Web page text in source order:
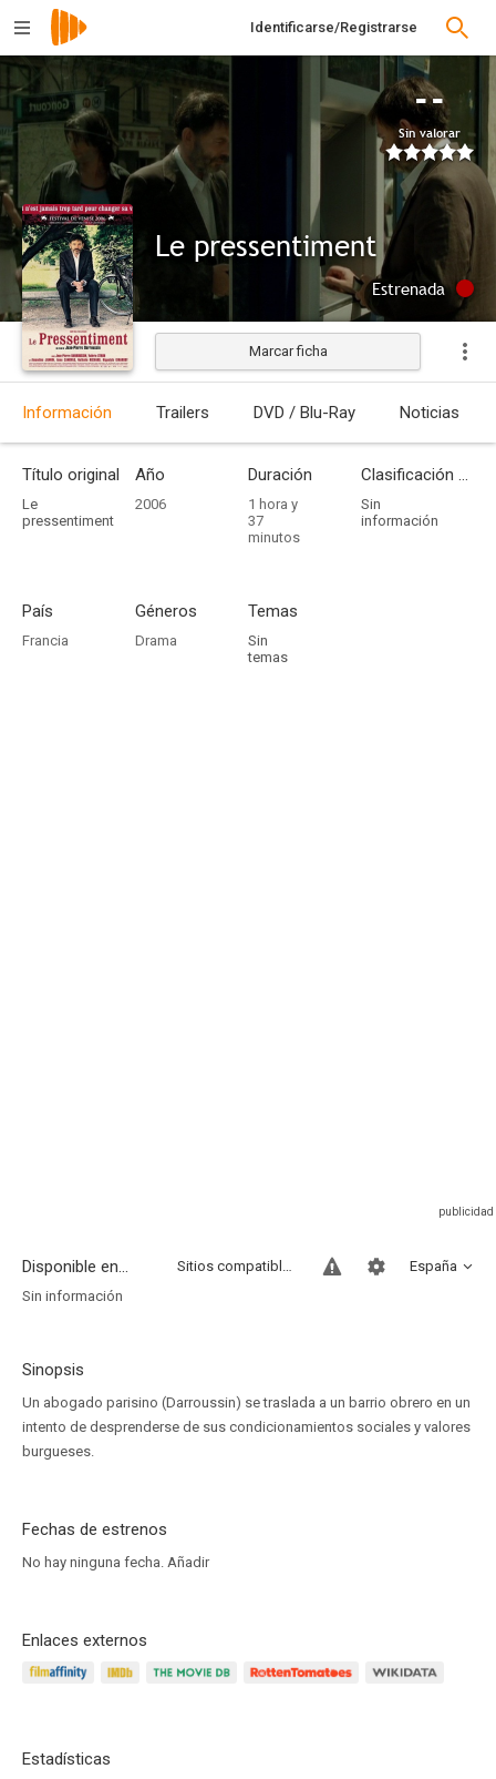
Identificarse/Registrarse
--
Sin valorar
Le pressentiment
Estrenada
Marcar ficha
Información Trailers DVD / Blu-Ray Noticias
Título original
Le
pressentiment
Año
2006
Duración
1 hora y
37
minutos
Clasificación por edades
Sin
información
País
Francia
Géneros
Drama
Temas
Sin
temas
Disponible en... España
Sitios compatibles
Sin información
Sinopsis
Un abogado parisino (Darroussin) se traslada a un barrio obrero en un
intento de desprenderse de sus condicionamientos sociales y valores
burgueses.
Fechas de estrenos
No hay ninguna fecha. Añadir
Enlaces externos
Estadísticas